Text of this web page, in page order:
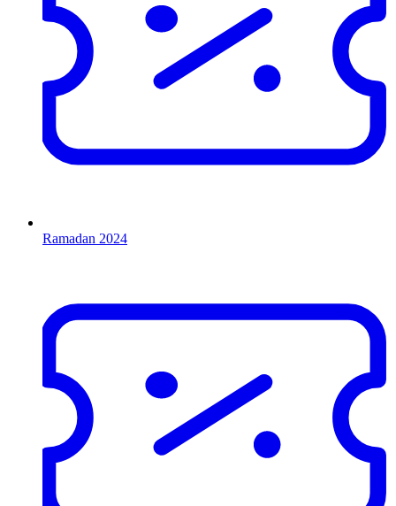
Ramadan 2024